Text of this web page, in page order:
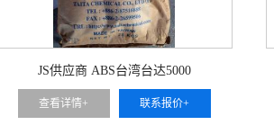
JS供应商 ABS台湾台达5000
查看详情+ 联系报价+